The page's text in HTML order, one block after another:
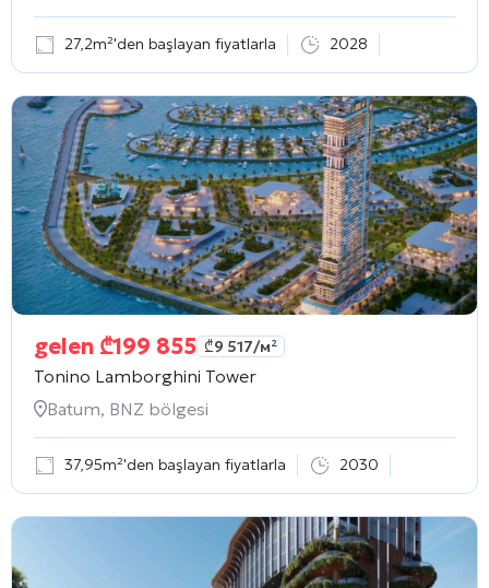
27,2m²'den başlayan fiyatlarla 2028
gelen ₾199 855 ₾9 517/м²
Tonino Lamborghini Tower
Batum, BNZ bölgesi
37,95m²'den başlayan fiyatlarla 2030